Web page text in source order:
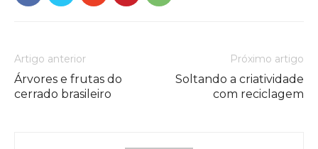
Artigo anterior
Árvores e frutas do
cerrado brasileiro
Próximo artigo
Soltando a criatividade
com reciclagem